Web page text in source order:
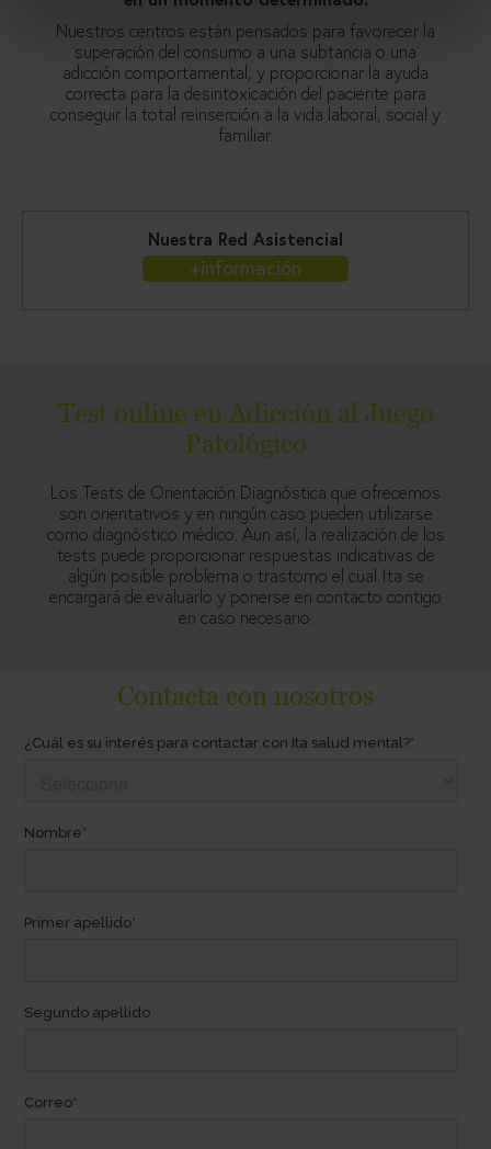
Nuestros centros están pensados para favorecer la
superación del consumo a una subtancia o una
adicción comportamental, y proporcionar la ayuda
correcta para la desintoxicación del paciente para
conseguir la total reinserción a la vida laboral, social y
familiar.
Nuestra Red Asistencial
+información
Test online en Adicción al Juego
Patológico
Los Tests de Orientación Diagnóstica que ofrecemos
son orientativos y en ningún caso pueden utilizarse
como diagnóstico médico. Aun así, la realización de los
tests puede proporcionar respuestas indicativas de
algún posible problema o trastorno el cual Ita se
encargará de evaluarlo y ponerse en contacto contigo
en caso necesario.
Contacta con nosotros